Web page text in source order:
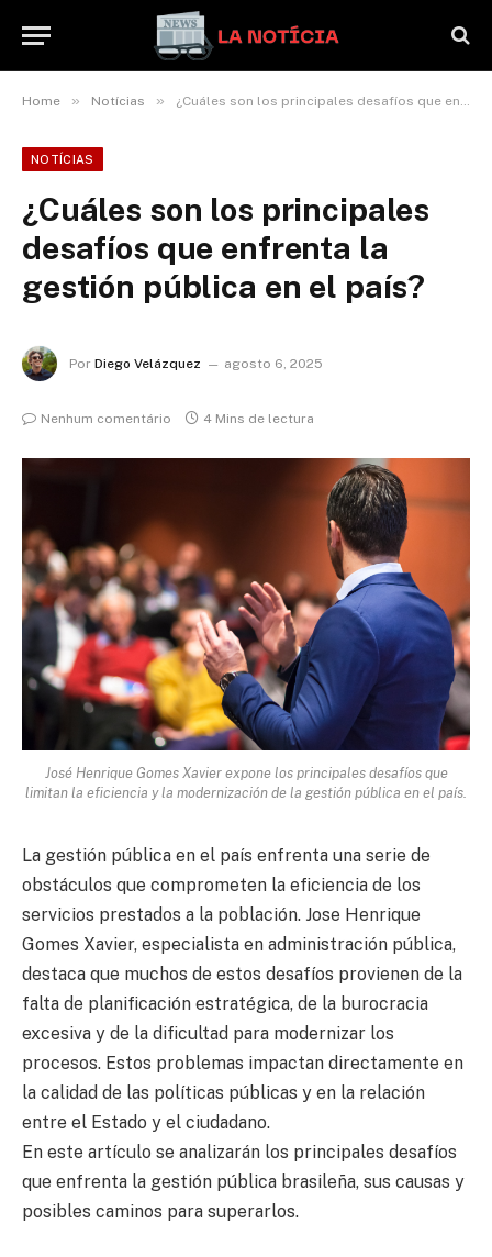
Home » Notícias » ¿Cuáles son los principales desafíos que enfrenta la gestión pública en el país?
NOTÍCIAS
¿Cuáles son los principales
desafíos que enfrenta la
gestión pública en el país?
Por Diego Velázquez agosto 6, 2025
Nenhum comentário 4 Mins de lectura
José Henrique Gomes Xavier expone los principales desafíos que
limitan la eficiencia y la modernización de la gestión pública en el país.
La gestión pública en el país enfrenta una serie de
obstáculos que comprometen la eficiencia de los
servicios prestados a la población. Jose Henrique
Gomes Xavier, especialista en administración pública,
destaca que muchos de estos desafíos provienen de la
falta de planificación estratégica, de la burocracia
excesiva y de la dificultad para modernizar los
procesos. Estos problemas impactan directamente en
la calidad de las políticas públicas y en la relación
entre el Estado y el ciudadano.
En este artículo se analizarán los principales desafíos
que enfrenta la gestión pública brasileña, sus causas y
posibles caminos para superarlos.